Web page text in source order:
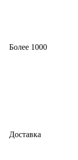
Более 1000
Доставка